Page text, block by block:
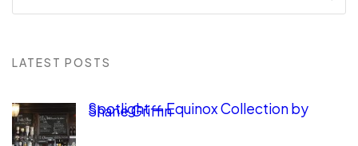
LATEST POSTS
Spotlight — Equinox Collection by
Shane Griffin